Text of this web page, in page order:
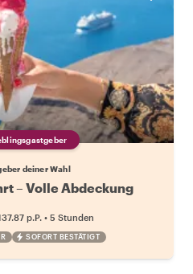
deiner Wahl
– Volle Abdeckung
p.P. • 5 Stunden
SOFORT BESTÄTIGT